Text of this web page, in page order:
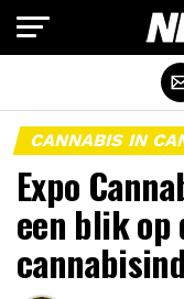
CANNABIS IN
Expo
een blik op